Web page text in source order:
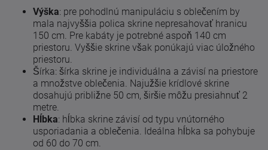
Výška: pre pohodlnú manipuláciu s oblečením by
mala najvyššia polica skrine nepresahovať hranicu
150 cm. Pre kabáty je potrebné aspoň 140 cm
priestoru. Vyššie skrine však ponúkajú viac úložného
priestoru.
Šírka: šírka skrine je individuálna a závisí na priestore
a množstve oblečenia. Najužšie krídlové skrine
dosahujú približne 50 cm, širšie môžu presiahnuť 2
metre.
Hĺbka: hĺbka skrine závisí od typu vnútorného
usporiadania a oblečenia. Ideálna hĺbka sa pohybuje
od 60 do 70 cm.